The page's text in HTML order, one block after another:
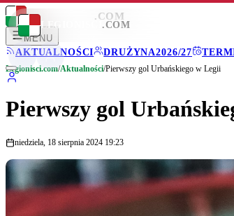
LEGIONISCI .COM
MENU
AKTUALNOŚCI
DRUŻYNA2026/27
LEGIONISCI .COM
Legionisci.com/Aktualności/Pierwszy gol Urbańskiego w Legii
Pierwszy gol
niedziela, 18 sierpnia 2024 19:23